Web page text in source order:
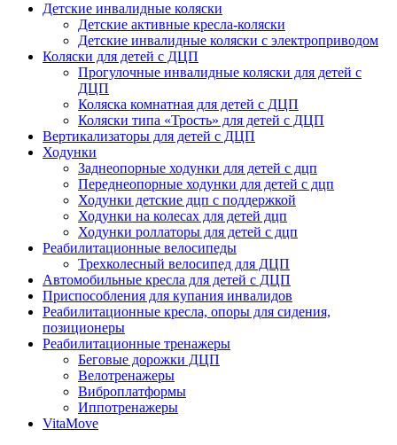
Детские инвалидные коляски
Детские активные кресла-коляски
Детские инвалидные коляски с электроприводом
Коляски для детей с ДЦП
Прогулочные инвалидные коляски для детей с
ДЦП
Коляска комнатная для детей с ДЦП
Коляски типа «Трость» для детей с ДЦП
Вертикализаторы для детей с ДЦП
Ходунки
Заднеопорные ходунки для детей с дцп
Переднеопорные ходунки для детей с дцп
Ходунки детские дцп с поддержкой
Ходунки на колесах для детей дцп
Ходунки роллаторы для детей с дцп
Реабилитационные велосипеды
Трехколесный велосипед для ДЦП
Автомобильные кресла для детей с ДЦП
Приспособления для купания инвалидов
Реабилитационные кресла, опоры для сидения,
позиционеры
Реабилитационные тренажеры
Беговые дорожки ДЦП
Велотренажеры
Виброплатформы
Иппотренажеры
VitaMove